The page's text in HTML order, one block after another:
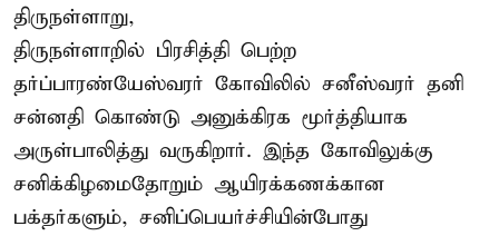
திருநள்ளாறு,
திருநள்ளாறில் பிரசித்தி பெற்ற
தர்ப்பாரண்யேஸ்வரர் கோவிலில் சனீஸ்வரர் தனி
சன்னதி கொண்டு அனுக்கிரக மூர்த்தியாக
அருள்பாலித்து வருகிறார். இந்த கோவிலுக்கு
சனிக்கிழமைதோறும் ஆயிரக்கணக்கான
பக்தர்களும், சனிப்பெயர்ச்சியின்போது